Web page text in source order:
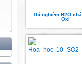
Thí nghiệm H2O
Oxi